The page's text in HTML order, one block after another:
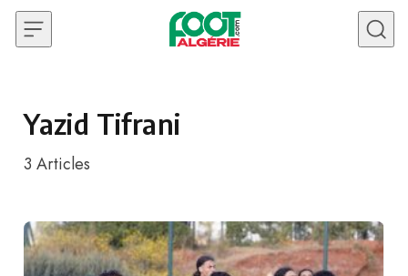
Skip to content
Yazid Tifrani
3 Articles